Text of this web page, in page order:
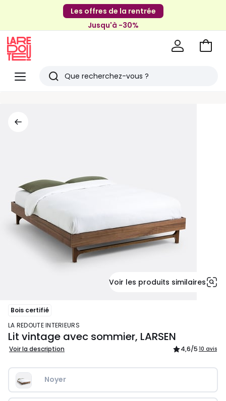
Les offres de la rentrée
Jusqu'à -30%
Menu
Redoute
Rechercher
Aller
Voir les produits similaires
Bois certifié
LA REDOUTE INTERIEURS
Lit vintage avec sommier, LARSEN
Voir la description 4,6/5 10 avis
Noyer